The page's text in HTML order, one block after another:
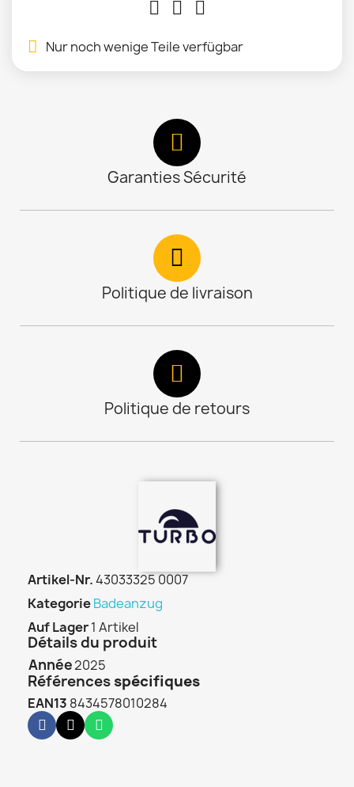
Nur noch wenige Teile verfügbar
Garanties Sécurité
Politique de livraison
Politique de retours
Artikel-Nr.43033325 0007
KategorieBadeanzug
Auf Lager1 Artikel
Détails du produit
Année2025
Références spécifiques
EAN13 8434578010284